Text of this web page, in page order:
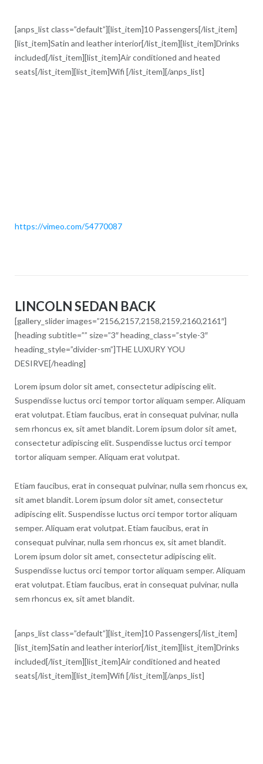
[anps_list class=”default”][list_item]10 Passengers[/list_item]
[list_item]Satin and leather interior[/list_item][list_item]Drinks
included[/list_item][list_item]Air conditioned and heated
seats[/list_item][list_item]Wifi [/list_item][/anps_list]
https://vimeo.com/54770087
LINCOLN SEDAN BACK
[gallery_slider images=”2156,2157,2158,2159,2160,2161″]
[heading subtitle=”” size=”3″ heading_class=”style-3″
heading_style=”divider-sm”]THE LUXURY YOU
DESIRVE[/heading]
Lorem ipsum dolor sit amet, consectetur adipiscing elit.
Suspendisse luctus orci tempor tortor aliquam semper. Aliquam
erat volutpat. Etiam faucibus, erat in consequat pulvinar, nulla
sem rhoncus ex, sit amet blandit. Lorem ipsum dolor sit amet,
consectetur adipiscing elit. Suspendisse luctus orci tempor
tortor aliquam semper. Aliquam erat volutpat.
Etiam faucibus, erat in consequat pulvinar, nulla sem rhoncus ex,
sit amet blandit. Lorem ipsum dolor sit amet, consectetur
adipiscing elit. Suspendisse luctus orci tempor tortor aliquam
semper. Aliquam erat volutpat. Etiam faucibus, erat in
consequat pulvinar, nulla sem rhoncus ex, sit amet blandit.
Lorem ipsum dolor sit amet, consectetur adipiscing elit.
Suspendisse luctus orci tempor tortor aliquam semper. Aliquam
erat volutpat. Etiam faucibus, erat in consequat pulvinar, nulla
sem rhoncus ex, sit amet blandit.
[anps_list class=”default”][list_item]10 Passengers[/list_item]
[list_item]Satin and leather interior[/list_item][list_item]Drinks
included[/list_item][list_item]Air conditioned and heated
seats[/list_item][list_item]Wifi [/list_item][/anps_list]